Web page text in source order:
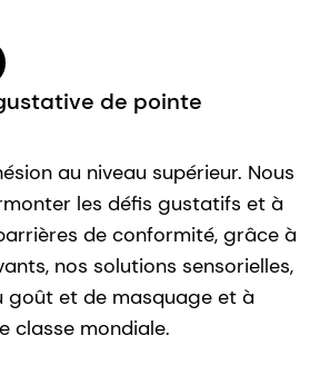
de pointe
au niveau supérieur. Nous
les défis gustatifs et à
de conformité, grâce à
nos solutions sensorielles,
goût et de masquage et à
classe mondiale.